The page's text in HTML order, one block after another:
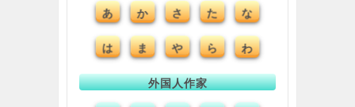
あ か さ た な
は ま や ら わ
外国人作家